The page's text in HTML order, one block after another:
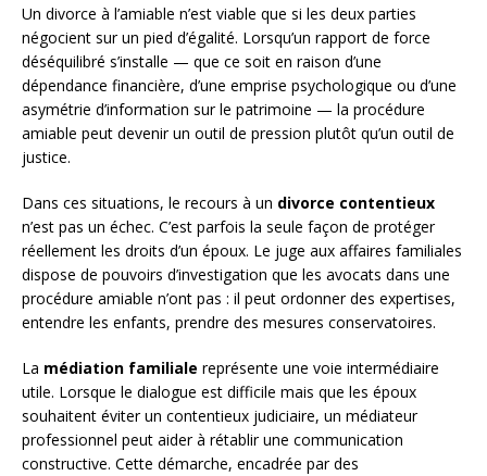
Un divorce à l’amiable n’est viable que si les deux parties
négocient sur un pied d’égalité. Lorsqu’un rapport de force
déséquilibré s’installe — que ce soit en raison d’une
dépendance financière, d’une emprise psychologique ou d’une
asymétrie d’information sur le patrimoine — la procédure
amiable peut devenir un outil de pression plutôt qu’un outil de
justice.
Dans ces situations, le recours à un divorce contentieux
n’est pas un échec. C’est parfois la seule façon de protéger
réellement les droits d’un époux. Le juge aux affaires familiales
dispose de pouvoirs d’investigation que les avocats dans une
procédure amiable n’ont pas : il peut ordonner des expertises,
entendre les enfants, prendre des mesures conservatoires.
La médiation familiale représente une voie intermédiaire
utile. Lorsque le dialogue est difficile mais que les époux
souhaitent éviter un contentieux judiciaire, un médiateur
professionnel peut aider à rétablir une communication
constructive. Cette démarche, encadrée par des